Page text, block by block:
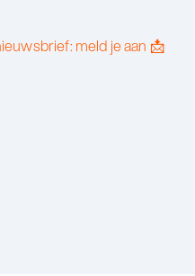
meld je aan 📩